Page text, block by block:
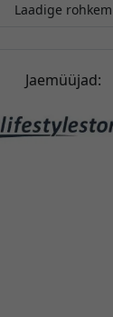
Walter
Vestby 2026-
17 Pro
Laadige rohkem
Jaemüüjad: